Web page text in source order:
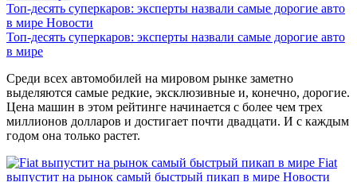
Топ-десять суперкаров: эксперты назвали самые дорогие авто
в мире Новости
Топ-десять суперкаров: эксперты назвали самые дорогие авто
в мире
Среди всех автомобилей на мировом рынке заметно
выделяются самые редкие, эксклюзивные и, конечно, дорогие.
Цена машин в этом рейтинге начинается с более чем трех
миллионов долларов и достигает почти двадцати. И с каждым
годом она только растет.
Fiat
выпустит на рынок самый быстрый пикап в мире Новости